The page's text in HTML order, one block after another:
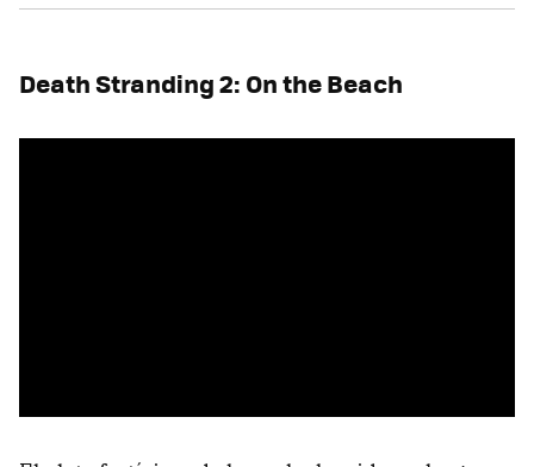
Death Stranding 2: On the Beach